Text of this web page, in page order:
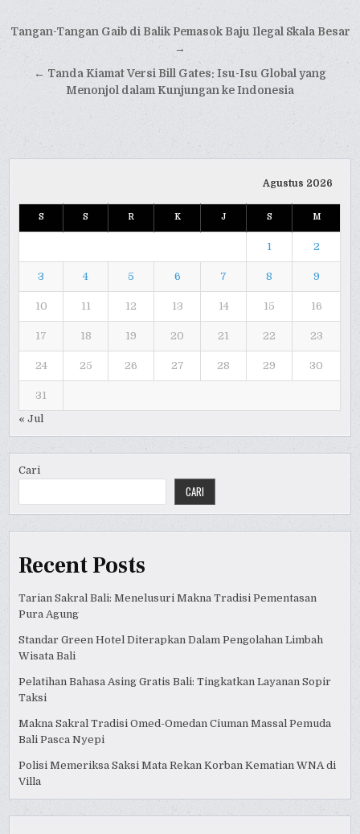
Navigasi
Tangan-Tangan Gaib di Balik Pemasok Baju Ilegal Skala Besar
→
← Tanda Kiamat Versi Bill Gates: Isu-Isu Global yang
Menonjol dalam Kunjungan ke Indonesia
Agustus 2026
S S R K J S M
1 2
3 4 5 6 7 8 9
10 11 12 13 14 15 16
17 18 19 20 21 22 23
24 25 26 27 28 29 30
31
« Jul
Cari
CARI
Recent Posts
Tarian Sakral Bali: Menelusuri Makna Tradisi Pementasan
Pura Agung
Standar Green Hotel Diterapkan Dalam Pengolahan Limbah
Wisata Bali
Pelatihan Bahasa Asing Gratis Bali: Tingkatkan Layanan Sopir
Taksi
Makna Sakral Tradisi Omed-Omedan Ciuman Massal Pemuda
Bali Pasca Nyepi
Polisi Memeriksa Saksi Mata Rekan Korban Kematian WNA di
Villa